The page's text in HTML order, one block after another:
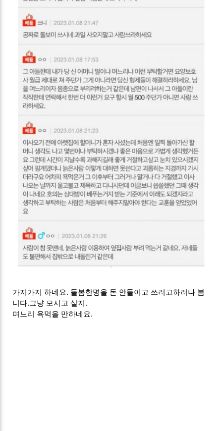
가지가지 하네요. 돌봄한명을 돈 안들이고 쓰려고하려나 봄
니다.그냥 모시고 살지.
며느리 욕먹을 만하네요.